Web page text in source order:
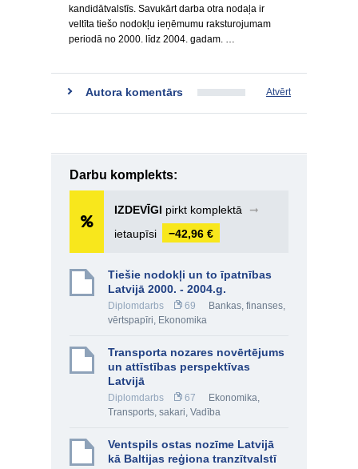
kandidātvalstīs. Savukārt darba otra nodaļa ir
veltīta tiešo nodokļu ieņēmumu raksturojumam
periodā no 2000. līdz 2004. gadam. …
Autora komentārs Atvērt
Darbu komplekts:
IZDEVĪGI pirkt komplektā
➞
ietaupīsi
−42,96 €
Tiešie nodokļi un to īpatnības
Latvijā 2000. - 2004.g.
Diplomdarbs 69
Bankas, finanses,
vērtspapīri, Ekonomika
Transporta nozares novērtējums
un attīstības perspektīvas
Latvijā
Diplomdarbs 67 Ekonomika,
Transports, sakari, Vadība
Ventspils ostas nozīme Latvijā
kā Baltijas reģiona tranzītvalstī